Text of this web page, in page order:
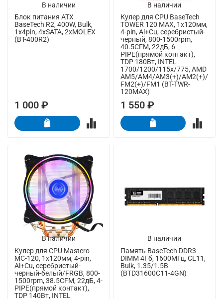
В наличии
Блок питания ATX
BaseTech R2, 400W, Bulk,
1x4pin, 4xSATA, 2xMOLEX
(BT-400R2)
1 000 ₽
В наличии
Кулер для CPU BaseTech
TOWER 120 MAX, 1х120мм,
4-pin, Al+Cu, серебристый-
черный, 800-1500rpm,
40.5CFM, 22дБ, 6-
PIPE(прямой контакт),
TDP 180Вт, INTEL
1700/1200/115x/775, AMD
AM5/AM4/AM3(+)/AM2(+)/
FM2(+)/FM1 (BT-TWR-
120MAX)
1 550 ₽
В наличии
Кулер для CPU Mastero
MC-120, 1х120мм, 4-pin,
Al+Cu, серебристый-
черный-белый/FRGB, 800-
1500rpm, 38.5CFM, 22дБ, 4-
PIPE(прямой контакт),
TDP 140Вт, INTEL
В наличии
Память BaseTech DDR3
DIMM 4Гб, 1600МГц, CL11,
Bulk, 1.35/1.5В
(BTD31600C11-4GN)